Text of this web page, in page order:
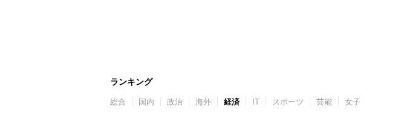
ランキング
総合 国内 政治 海外 経済 IT スポーツ 芸能 女子